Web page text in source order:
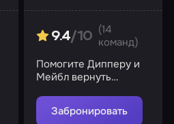
9.4/10
(14
команд)
Помогите Дипперу и
Мейбл вернуть
украденный
коварными гномами
Забронировать